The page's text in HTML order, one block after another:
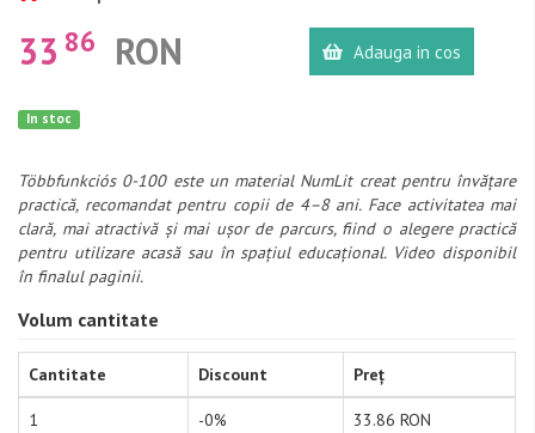
33 86 RON Adauga in cos
In stoc
Többfunkciós 0-100 este un material NumLit creat pentru învățare
practică, recomandat pentru copii de 4–8 ani. Face activitatea mai
clară, mai atractivă și mai ușor de parcurs, fiind o alegere practică
pentru utilizare acasă sau în spațiul educațional. Video disponibil
în finalul paginii.
Volum cantitate
Cantitate Discount Preț
1 -0% 33.86 RON